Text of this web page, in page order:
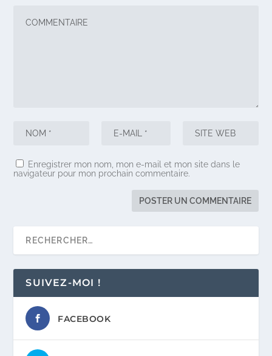
Enregistrer mon nom, mon e-mail et mon site dans le
navigateur pour mon prochain commentaire.
SUIVEZ-MOI !
FACEBOOK